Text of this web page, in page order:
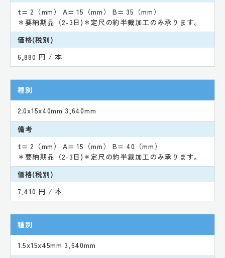
t= 2（mm） A= 15（mm） B= 35（mm）
＊要納期品（2-3日)＊定尺の約半裁加工のみ承ります。
価格(税別)
6,880 円 / 本
種別
2.0x15x40mm 3,640mm
備考
t= 2（mm） A= 15（mm） B= 40（mm）
＊要納期品（2-3日)＊定尺の約半裁加工のみ承ります。
価格(税別)
7,410 円 / 本
種別
1.5x15x45mm 3,640mm